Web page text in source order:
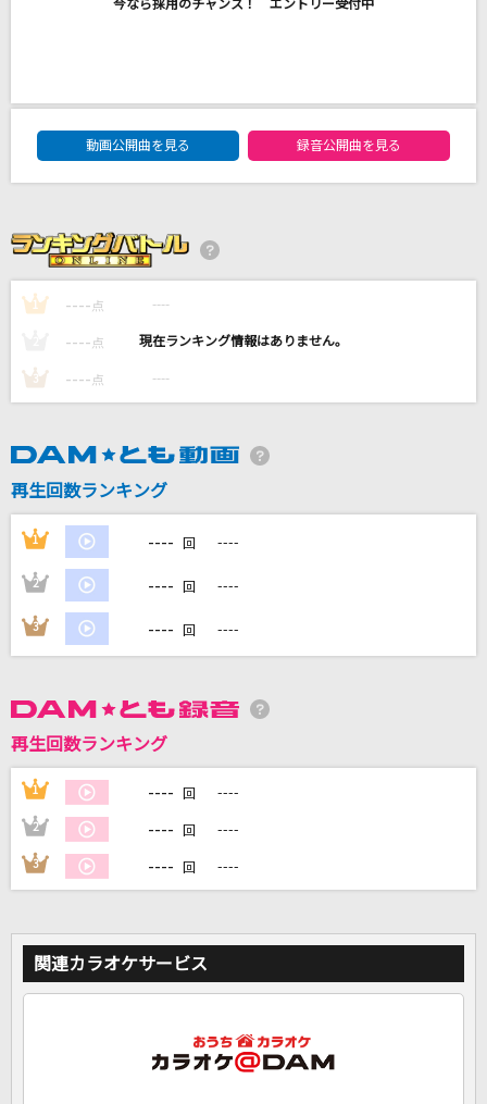
ひぐらしのなく頃に
隣で
もっと見る
DAMに会員登録・ログインして
家族や友達と一緒に！練習にも！
今なら採用のチャンス！ エントリー受付中
DAM★ともボーカルエントリーランキング
動画公開曲を見る
録音公開曲を見る
1 ---- 点 ----
---- 点 ----
3 ---- 点 ----
再生回数ランキング
1 ---- 回 ----
2 ---- 回 ----
3 ---- 回 ----
再生回数ランキング
1 ---- 回 ----
2 ---- 回 ----
3 ---- 回 ----
関連カラオケサービス